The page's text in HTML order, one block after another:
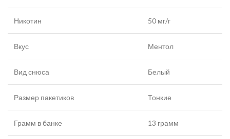
Никотин 50 мг/г
Вкус Ментол
Вид снюса Белый
Размер пакетиков Тонкие
Грамм в банке 13 грамм